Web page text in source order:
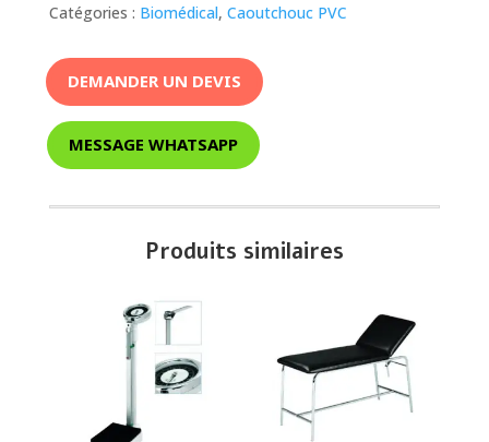
Catégories : Biomédical, Caoutchouc PVC
DEMANDER UN DEVIS
MESSAGE WHATSAPP
Produits similaires